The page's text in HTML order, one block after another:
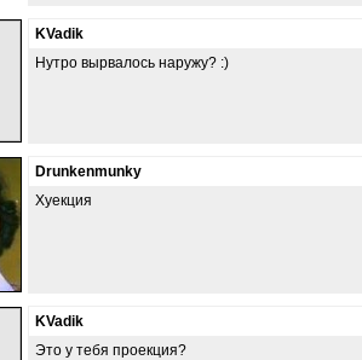
KVadik
Нутро вырвалось наружу? :)
Drunkenmunky
Хуекция
KVadik
Это у тебя проекция?